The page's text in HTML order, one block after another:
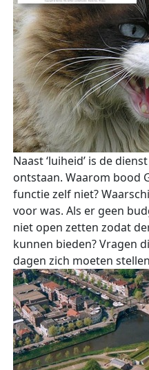
Naast ‘luiheid’ is de
ontstaan. Waarom bood
functie zelf niet?
voor was. Als er geen
niet open zetten zodat
kunnen bieden? Vragen
dagen zich moeten